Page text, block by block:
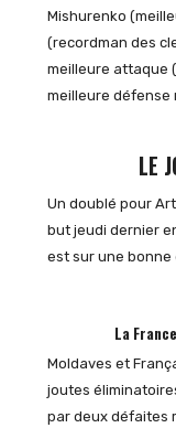
Mishurenko
(recordman des
meilleure attaque
meilleure défense
LE
Un doublé pour
but jeudi dernier
est sur une bonne
La
Moldaves et
joutes
par deux défaites